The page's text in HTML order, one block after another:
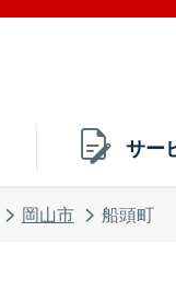
サー
岡山市 船頭町